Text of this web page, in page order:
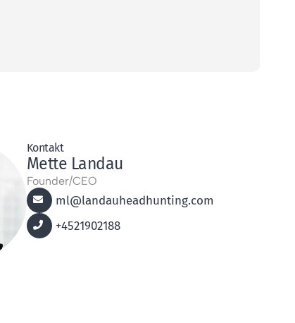
Kontakt
Mette Landau
Founder/CEO
ml@landauheadhunting.com
+4521902188